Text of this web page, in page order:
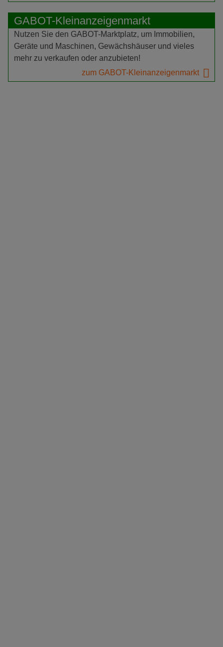
GABOT-Kleinanzeigenmarkt
Nutzen Sie den GABOT-Marktplatz, um Immobilien,
Geräte und Maschinen, Gewächshäuser und vieles
mehr zu verkaufen oder anzubieten!
zum GABOT-Kleinanzeigenmarkt